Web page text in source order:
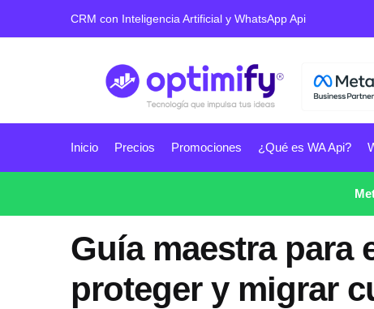
CRM con Inteligencia Artificial y WhatsApp Api
Inicio Precios Promociones ¿Qué es WA Api?
Guía maestra para
proteger y migrar